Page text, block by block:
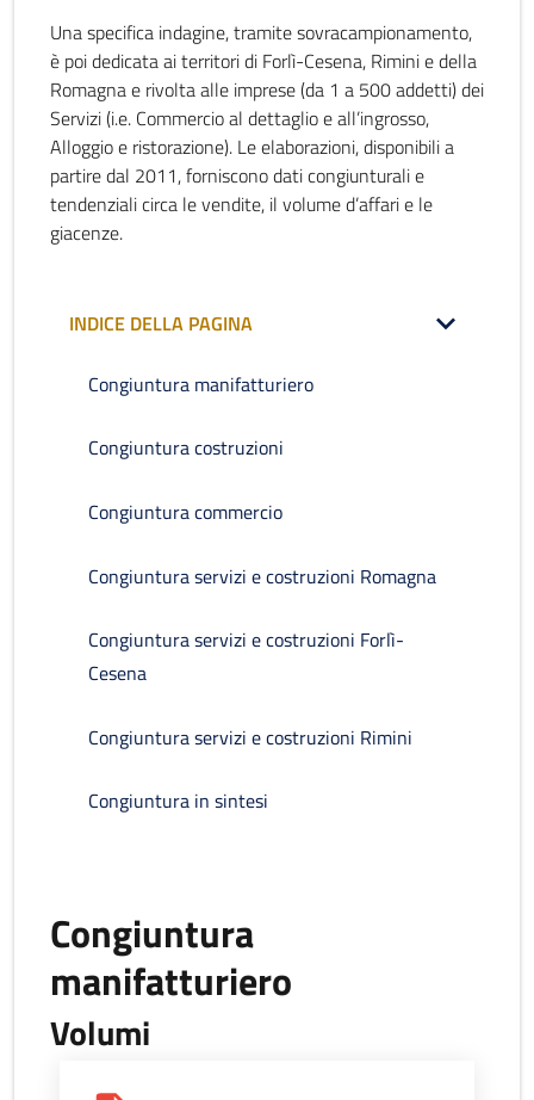
Una specifica indagine, tramite sovracampionamento,
è poi dedicata ai territori di Forlì-Cesena, Rimini e della
Romagna e rivolta alle imprese (da 1 a 500 addetti) dei
Servizi (i.e. Commercio al dettaglio e all’ingrosso,
Alloggio e ristorazione). Le elaborazioni, disponibili a
partire dal 2011, forniscono dati congiunturali e
tendenziali circa le vendite, il volume d’affari e le
giacenze.
INDICE DELLA PAGINA
Congiuntura manifatturiero
Congiuntura costruzioni
Congiuntura commercio
Congiuntura servizi e costruzioni Romagna
Congiuntura servizi e costruzioni Forlì-
Cesena
Congiuntura servizi e costruzioni Rimini
Congiuntura in sintesi
Congiuntura
manifatturiero
Volumi